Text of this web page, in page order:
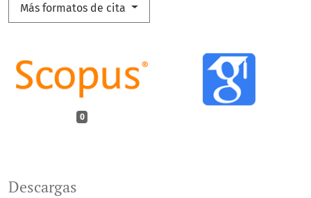
Más formatos de cita
0
Descargas